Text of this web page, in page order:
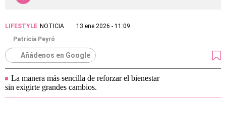
LIFESTYLE NOTICIA
13 ene 2026 - 11:09
Patricia Peyró
Añádenos en Google
La manera más sencilla de reforzar el bienestar
sin exigirte grandes cambios.